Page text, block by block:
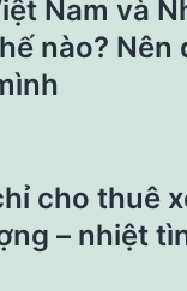
Nam và
nào? Nên
cho thuê
– nhiệt